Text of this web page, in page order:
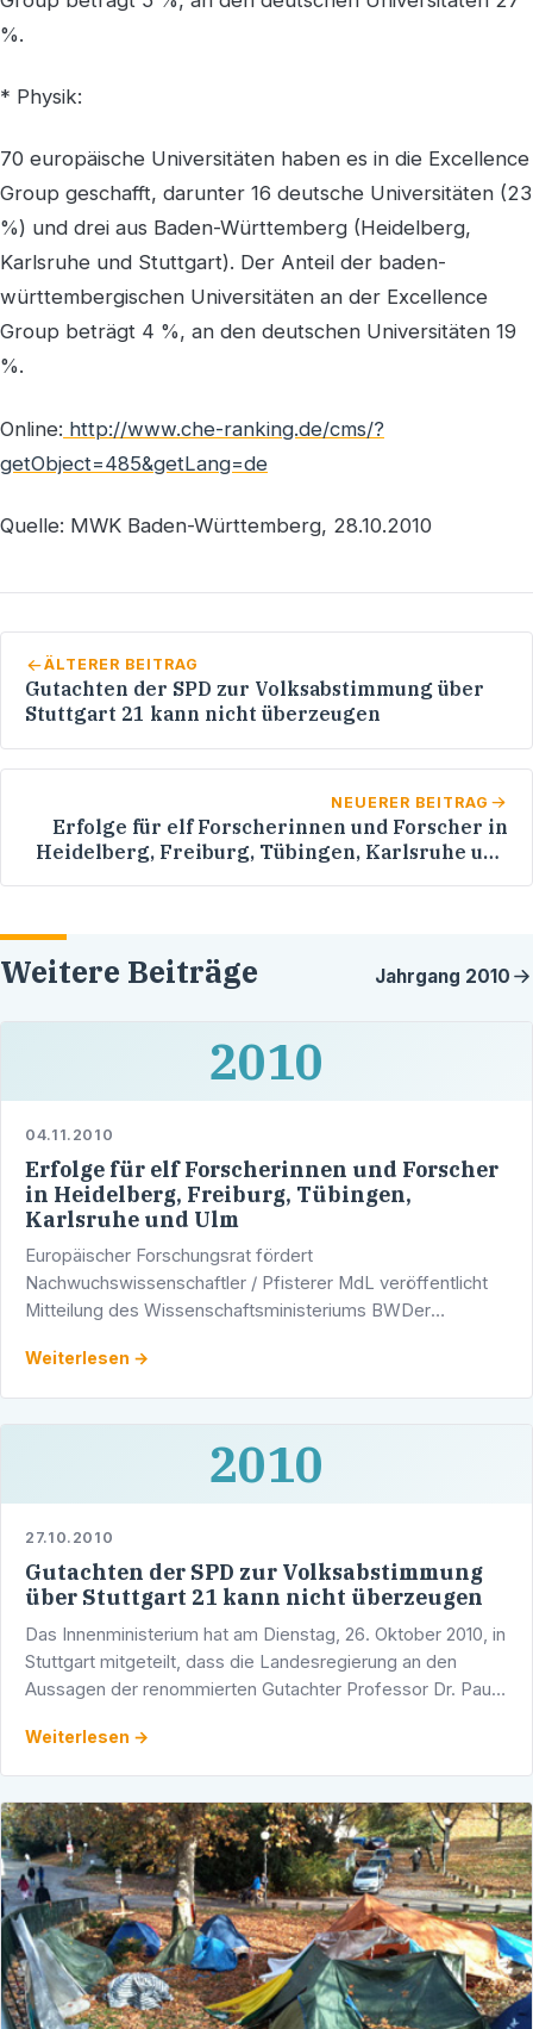
%.
* Physik:
70 europäische Universitäten haben es in die Excellence
Group geschafft, darunter 16 deutsche Universitäten (23
%) und drei aus Baden-Württemberg (Heidelberg,
Karlsruhe und Stuttgart). Der Anteil der baden-
württembergischen Universitäten an der Excellence
Group beträgt 4 %, an den deutschen Universitäten 19
%.
Online: http://www.che-ranking.de/cms/?
getObject=485&getLang=de
Quelle: MWK Baden-Württemberg, 28.10.2010
ÄLTERER BEITRAG
Gutachten der SPD zur Volksabstimmung über
Stuttgart 21 kann nicht überzeugen
NEUERER BEITRAG
Erfolge für elf Forscherinnen und Forscher in
Heidelberg, Freiburg, Tübingen, Karlsruhe und
Weitere Beiträge Jahrgang 2010
2010
04.11.2010
Erfolge für elf Forscherinnen und Forscher
in Heidelberg, Freiburg, Tübingen,
Karlsruhe und Ulm
Europäischer Forschungsrat fördert
Nachwuchswissenschaftler / Pfisterer MdL veröffentlicht
Mitteilung des Wissenschaftsministeriums BWDer
Nachwuchswissenschaftler in …
Weiterlesen →
2010
27.10.2010
Gutachten der SPD zur Volksabstimmung
über Stuttgart 21 kann nicht überzeugen
Das Innenministerium hat am Dienstag, 26. Oktober 2010, in
Stuttgart mitgeteilt, dass die Landesregierung an den
Aussagen der renommierten Gutachter Professor Dr. Paul
Weiterlesen →